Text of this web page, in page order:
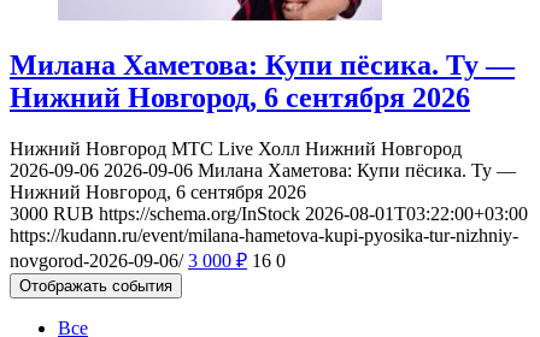
Милана Хаметова: Купи пёсика. Ту —
Нижний Новгород, 6 сентября 2026
Нижний Новгород МТС Live Холл Нижний Новгород
2026-09-06 2026-09-06 Милана Хаметова: Купи пёсика. Ту —
Нижний Новгород, 6 сентября 2026
3000 RUB https://schema.org/InStock 2026-08-01T03:22:00+03:00
https://kudann.ru/event/milana-hametova-kupi-pyosika-tur-nizhniy-
novgorod-2026-09-06/ 3 000 ₽ 16 0
Отображать события
Все